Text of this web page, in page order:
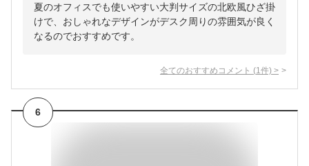
夏のオフィスでも使いやすい大判サイズの北欧風ひざ掛
けで、おしゃれなデザインがデスク周りの雰囲気が良く
なるのでおすすめです。
全てのおすすめコメント (1 件) >
6